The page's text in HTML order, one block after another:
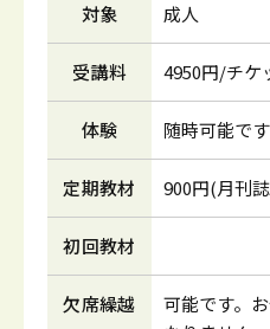
対象 成人
受講料 4950円/チケ
体験 随時可能です
定期教材 900円(月刊
初回教材
欠席繰越
可能です。